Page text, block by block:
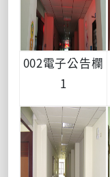
002電子公告欄
1